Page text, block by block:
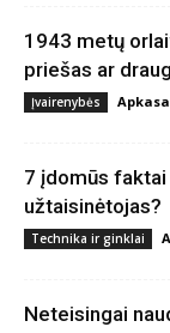
1943 metų
priešas ar
Įvairenybės
7 įdomūs faktai
užtaisinėtojas?
Technika ir ginklai
Neteisingai